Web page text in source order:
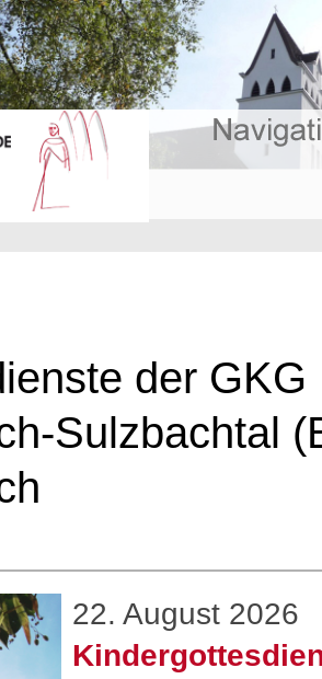
der GKG
Sulzbachtal
22. August 2026